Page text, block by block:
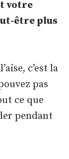
votre
être plus
c’est la
pas
ce que
pendant